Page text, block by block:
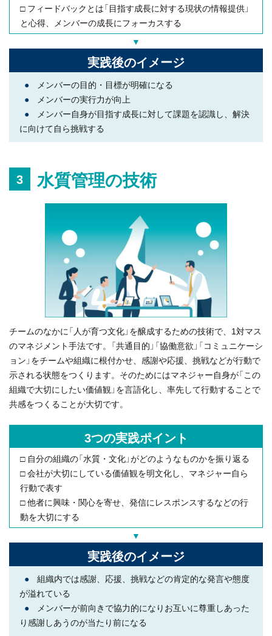
□ フィードバックとは「目指す成長に対する現状の情報提供」
と心得、メンバーの成長にフォーカスする
▼
実践後のイメージ
●
メンバーの目的・目標が明確になる
●
メンバーの実行力が向上
●
メンバー自身が目指す成長に対して課題を認識し、解決
に向けて自ら挑戦する
3 水質管理の技術
チームのなかに「人が育つ文化」を醸成するための技術で、1対マス
のマネジメント手法です。「共通目的」「協働意欲」「コミュニケーシ
ョン」をチームや組織に根付かせ、感謝や応援、挑戦などが行動で
示される状態をつくります。そのためにはマネジャー自身が「この
組織で大切にしたい価値観」を言語化し、率先して行動することで
共感をつくることが大切です。
3つの実践ポイント
□ 自分の組織の「水質・文化」がどのようなものかを振り返る
□ 会社が大切にしている価値観を明文化し、マネジャー自ら
行動で表す
□ 他者に興味・関心を寄せ、発信にレスポンスするなどの行
動を大切にする
▼
実践後のイメージ
●
組織内では感謝、応援、挑戦などの肯定的な発言や態度
が溢れている
●
メンバーが前向きで協力的になりお互いに尊重しあった
り感謝しあうのが当たり前になる